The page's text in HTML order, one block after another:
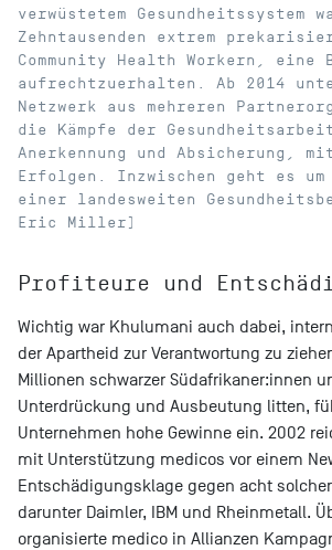
verwüstetem Gesundheitssystem
Zehntausenden extrem
Community Health Workern, eine
aufrechtzuerhalten. Ab 2014
Netzwerk aus mehreren
die Kämpfe der
Anerkennung und Absicherung,
Erfolgen. Inzwischen geht es um
einer landesweiten
Eric Miller)
Profiteure und
Wichtig war Khulumani auch dabei,
der Apartheid zur Verantwortung zu
Millionen schwarzer Südafrikaner:innen
Unterdrückung und Ausbeutung litten,
Unternehmen hohe Gewinne ein. 2002
mit Unterstützung medicos vor einem
Entschädigungsklage gegen acht
darunter Daimler, IBM und Rheinmetall.
organisierte medico in Allianzen